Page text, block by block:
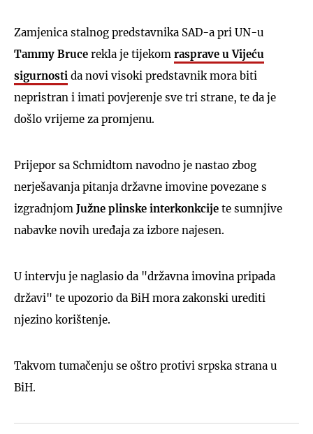
Zamjenica stalnog predstavnika SAD-a pri UN-u
Tammy Bruce rekla je tijekom rasprave u Vijeću
sigurnosti da novi visoki predstavnik mora biti
nepristran i imati povjerenje sve tri strane, te da je
došlo vrijeme za promjenu.
Prijepor sa Schmidtom navodno je nastao zbog
nerješavanja pitanja državne imovine povezane s
izgradnjom Južne plinske interkonkcije te sumnjive
nabavke novih uređaja za izbore najesen.
U intervju je naglasio da "državna imovina pripada
državi" te upozorio da BiH mora zakonski urediti
njezino korištenje.
Takvom tumačenju se oštro protivi srpska strana u
BiH.